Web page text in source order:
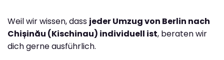
Weil wir wissen, dass jeder Umzug von Berlin nach
Chișinău (Kischinau) individuell ist, beraten wir
dich gerne ausführlich.